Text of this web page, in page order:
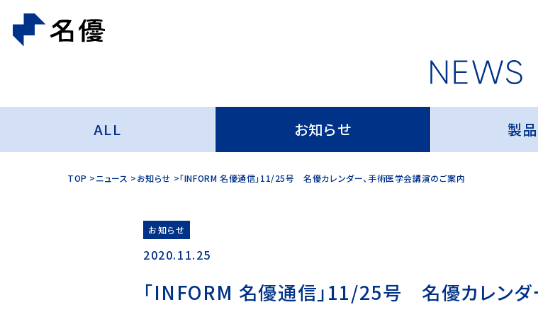
ALL お知らせ 製
TOP ニュース お知らせ 「INFORM 名優通信」11/25号 名優カレンダー、手術医学会講演のご案内
お知らせ
2020.11.25
「INFORM 名優通信」11/25号 名優カレンダ